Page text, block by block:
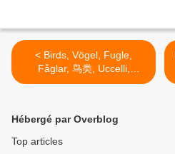
< Birds, Vögel, Fugle,
Fåglar, 鸟类, Uccelli,
Oiseaux...
Hébergé par Overblog
Top articles